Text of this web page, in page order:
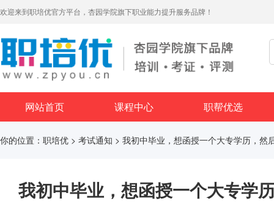
欢迎来到职培优官方平台，杏园学院旗下职业能力提升服务品牌！
网站首页 课程中心 职帮优选
你的位置： 职培优 > 考试通知 > 我初中毕业，想函授一个大专学历，然
我初中毕业，想函授一个大专学